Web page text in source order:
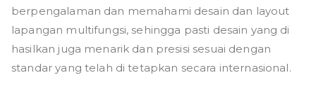
berpengalaman dan memahami desain dan layout
lapangan multifungsi, sehingga pasti desain yang di
hasilkan juga menarik dan presisi sesuai dengan
standar yang telah di tetapkan secara internasional.